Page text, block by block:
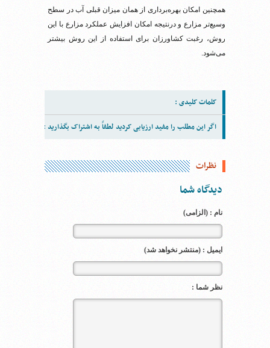
همچنین امکان بهره‌برداری از همان میزان قبلی آب در سطح
وسیع‌تر مزارع و درنتیجه امکان افزایش عملکرد مزارع با این
روش، رغبت کشاورزان برای استفاده از این روش بیشتر
می‌شود.
کلمات کلیدی :
اگر این مطلب را مفید ارزیابی کردید لطفاً به اشتراک بگذارید :
نظرات
دیدگاه شما
نام : (الزامی)
ایمیل : (منتشر نخواهد شد)
نظر شما :